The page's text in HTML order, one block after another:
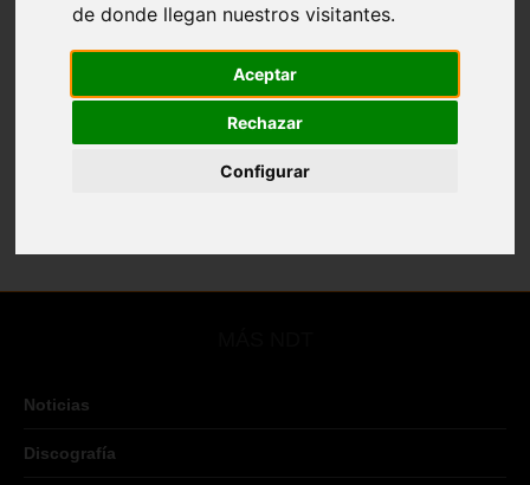
de donde llegan nuestros visitantes.
Aceptar
Rechazar
Configurar
Noticias
Discografía